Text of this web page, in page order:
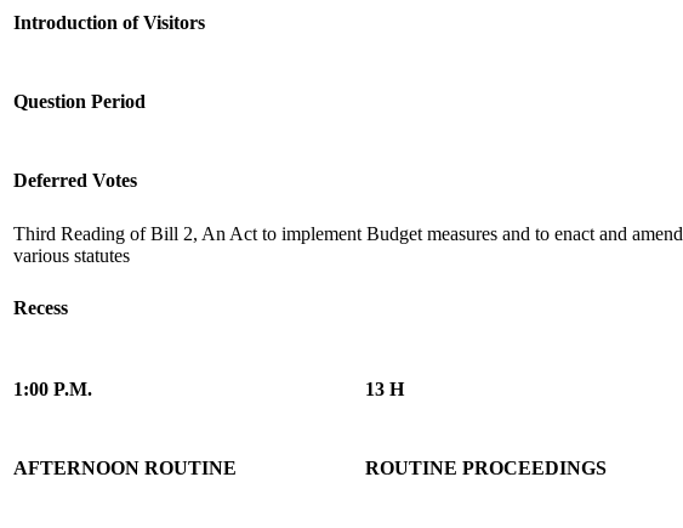
Introduction of Visitors
Question Period
Deferred Votes
Third Reading of Bill 2, An Act to implement Budget measures and to enact and amend
various statutes
Recess
1:00 P.M. 13 H
AFTERNOON ROUTINE ROUTINE PROCEEDINGS